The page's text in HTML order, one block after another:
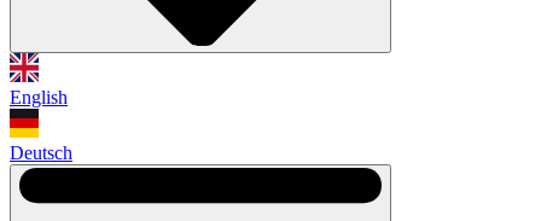
English
Deutsch